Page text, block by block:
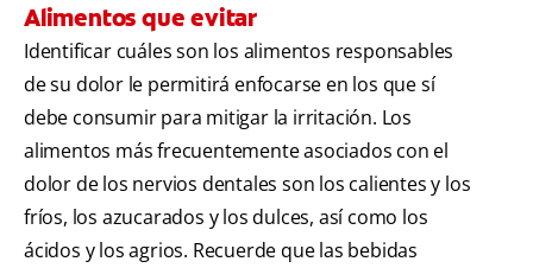
Alimentos que evitar
Identificar cuáles son los alimentos responsables
de su dolor le permitirá enfocarse en los que sí
debe consumir para mitigar la irritación. Los
alimentos más frecuentemente asociados con el
dolor de los nervios dentales son los calientes y los
fríos, los azucarados y los dulces, así como los
ácidos y los agrios. Recuerde que las bebidas